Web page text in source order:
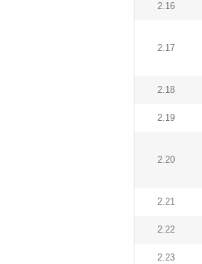
2.16
2.17
2.18
2.19
2.20
2.21
2.22
2.23